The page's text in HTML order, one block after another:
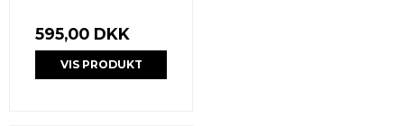
595,00 DKK
VIS PRODUKT